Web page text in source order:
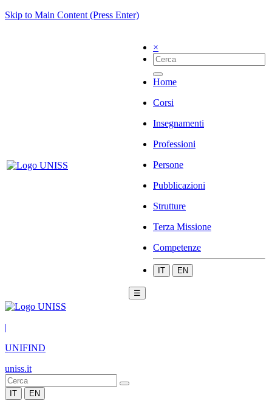
Skip to Main Content (Press Enter)
×
Home
Corsi
Insegnamenti
Professioni
Persone
Pubblicazioni
Strutture
Terza Missione
Competenze
IT EN
☰
|
UNIFIND
uniss.it
IT EN